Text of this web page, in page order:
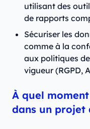
utilisant des
de rapports
Sécuriser les
comme à la
aux politiques
vigueur (RGPD,
À quel
dans un projet